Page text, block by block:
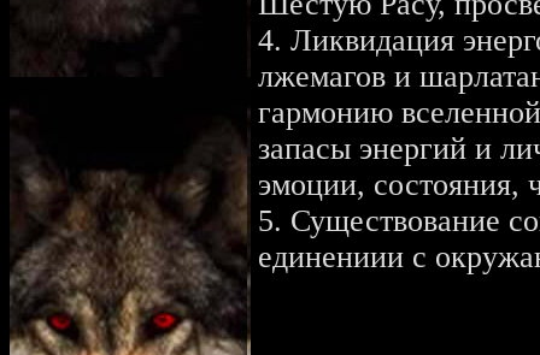
4. Ликвидация
лжемагов и
гармонию
запасы энергий и
эмоции, состояния,
5. Существование
единениии с